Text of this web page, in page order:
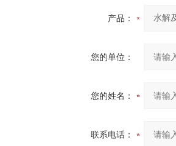
产品：
您的单位：
您的姓名：
联系电话：